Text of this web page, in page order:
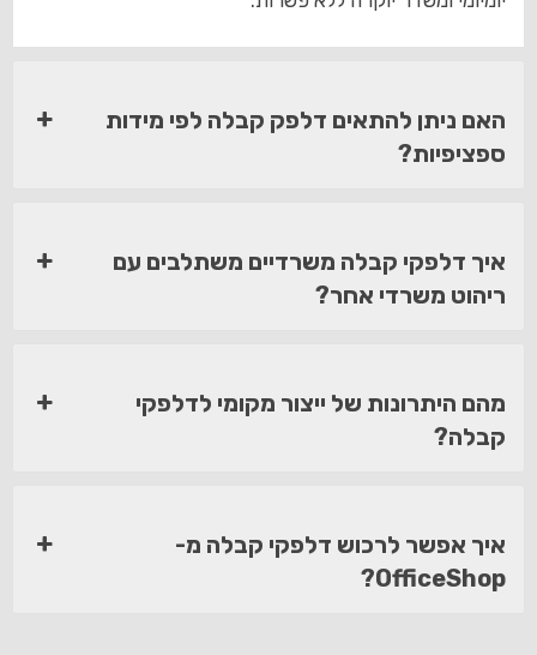
האם ניתן להתאים דלפק קבלה לפי מידות
ספציפיות?
איך דלפקי קבלה משרדיים משתלבים עם
ריהוט משרדי אחר?
מהם היתרונות של ייצור מקומי לדלפקי
קבלה?
איך אפשר לרכוש דלפקי קבלה מ-
OfficeShop?